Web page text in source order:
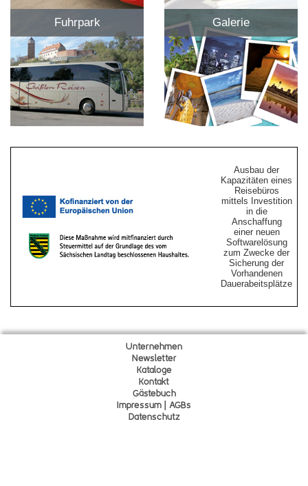
Fuhrpark Galerie
Ausbau der
Kapazitäten eines
Reisebüros
mittels Investition
in die
Anschaffung
einer neuen
Softwarelösung
zum Zwecke der
Sicherung der
Vorhandenen
Dauerabeitsplätze
Unternehmen
Newsletter
Kataloge
Kontakt
Gästebuch
Impressum | AGBs
Datenschutz